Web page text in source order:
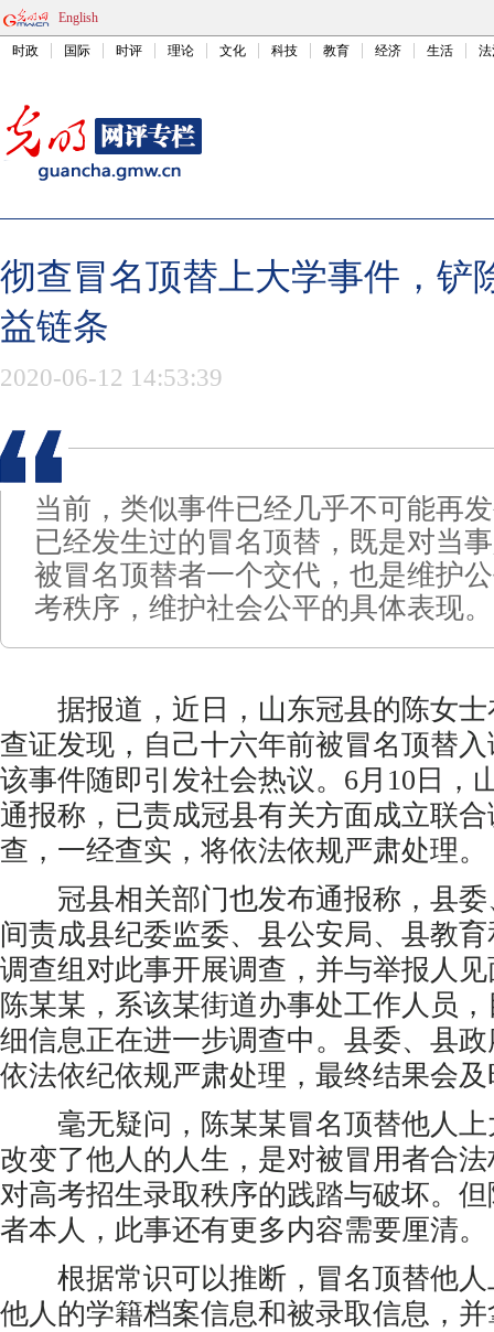
English
时政 国际 时评 理论 文化 科技 教育 经济 生活
彻查冒名顶替上大学事件，铲
益链条
2020-06-12 14:53:39
当前，类似事件已经几乎不可能再
已经发生过的冒名顶替，既是对当
被冒名顶替者一个交代，也是维护
考秩序，维护社会公平的具体表现。
据报道，近日，山东冠县的陈女士
查证发现，自己十六年前被冒名顶替
该事件随即引发社会热议。6月10日，
通报称，已责成冠县有关方面成立联
查，一经查实，将依法依规严肃处理。
冠县相关部门也发布通报称，县委
间责成县纪委监委、县公安局、县教
调查组对此事开展调查，并与举报人
陈某某，系该某街道办事处工作人员
细信息正在进一步调查中。县委、县
依法依纪依规严肃处理，最终结果会
毫无疑问，陈某某冒名顶替他人上
改变了他人的人生，是对被冒用者合
对高考招生录取秩序的践踏与破坏。
者本人，此事还有更多内容需要厘清。
根据常识可以推断，冒名顶替他人
他人的学籍档案信息和被录取信息，